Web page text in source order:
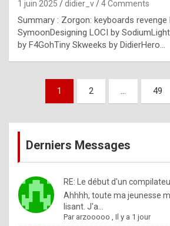
l
e
x
a
%
m
a
d
1 juin 2025 didier_v 4 Comments
Summary : Zorgon: keyboards revenge
SymoonDesigning LOCI by
by F4GohTiny Skweeks by DidierHero…
Pagination
publications
1 2 … 49
Derniers Messages
RE: Le début d'un
Ahhhh, toute ma jeunesse
lisant. J'a...
Par arzooooo ,Il y a 1 jour